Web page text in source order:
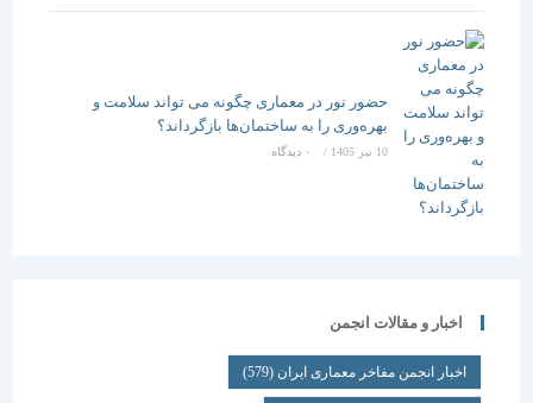
حضور نور در معماری چگونه می تواند سلامت و
بهره‌وری را به ساختمان‌ها بازگرداند؟
/ ۰ دیدگاه
اخبار و مقالات انجمن
اخبار انجمن مفاخر معماری ایران (579)